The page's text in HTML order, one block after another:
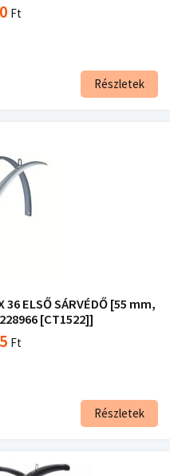
Ft
Részletek
36 ELSŐ SÁRVÉDŐ [55 mm,
[CT1522]]
Ft
Részletek